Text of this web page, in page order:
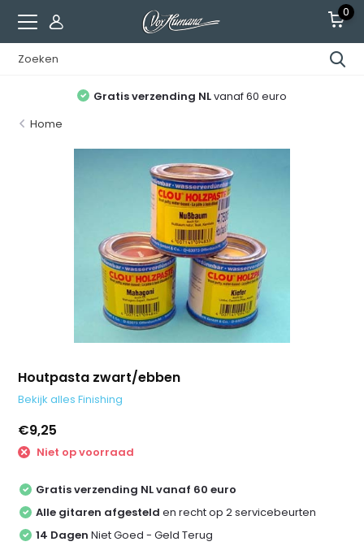
0
Gratis verzending NLvanaf 60 euro
Home
Houtpasta zwart/ebben
Bekijk alles Finishing
€9,25
Niet op voorraad
Gratis verzending NL vanaf 60 euro
Alle gitaren afgesteld en recht op 2 servicebeurten
14 Dagen Niet Goed - Geld Terug